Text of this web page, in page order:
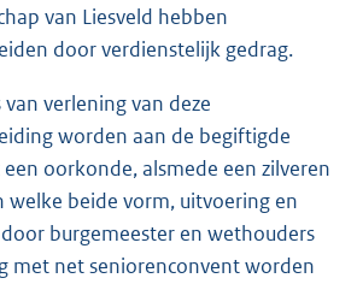
van Liesveld hebben
door verdienstelijk gedrag.
van verlening van deze
worden aan de begiftigde
oorkonde, alsmede een zilveren
welke beide vorm, uitvoering en
burgemeester en wethouders
met net seniorenconvent worden